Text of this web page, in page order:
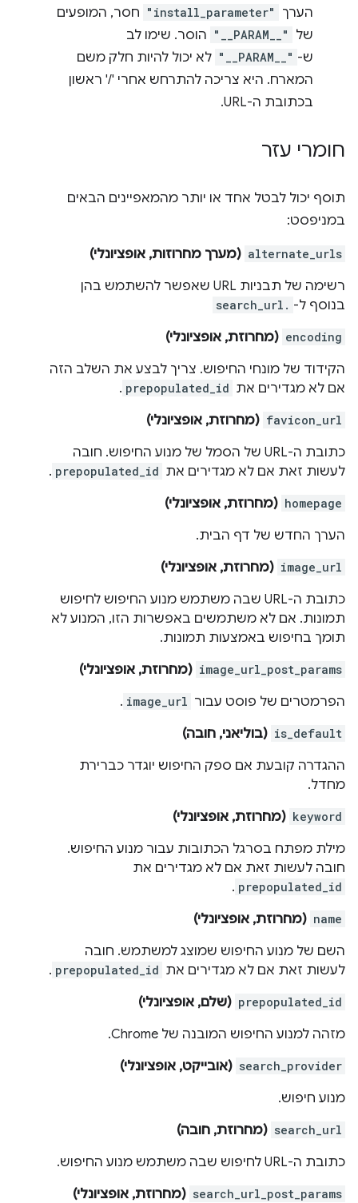
הערך "install_parameter" חסר, המופעים
של
"__PARAM__" הוסר. שימו לב
ש- "__PARAM__" לא יכול להיות חלק משם
המארח. היא צריכה להתרחש אחרי '/' ראשון
בכתובת ה-URL.
חומרי עזר
תוסף יכול לבטל אחד או יותר מהמאפיינים הבאים
במניפסט:
alternate_urls (מערך מחרוזות, אופציונלי)
רשימה של תבניות URL שאפשר להשתמש בהן
בנוסף ל- search_url.
encoding (מחרוזת, אופציונלי)
הקידוד של מונחי החיפוש. צריך לבצע את השלב הזה
אם לא מגדירים את prepopulated_id
.
favicon_url (מחרוזת, אופציונלי)
כתובת ה-URL של הסמל של מנוע החיפוש. חובה
לעשות זאת אם לא מגדירים את prepopulated_id
.
homepage (מחרוזת, אופציונלי)
הערך החדש של דף הבית.
image_url (מחרוזת, אופציונלי)
כתובת ה-URL שבה משתמש מנוע החיפוש לחיפוש
תמונות. אם לא משתמשים באפשרות הזו, המנוע לא
תומך בחיפוש באמצעות תמונות.
image_url_post_params (מחרוזת, אופציונלי)
הפרמטרים של פוסט עבור image_url
.
is_default (בוליאני, חובה)
ההגדרה קובעת אם ספק החיפוש יוגדר כברירת
מחדל.
keyword (מחרוזת, אופציונלי)
מילת מפתח בסרגל הכתובות עבור מנוע החיפוש.
חובה לעשות זאת אם לא מגדירים את
prepopulated_id
.
name (מחרוזת, אופציונלי)
השם של מנוע החיפוש שמוצג למשתמש. חובה
לעשות זאת אם לא מגדירים את prepopulated_id
.
prepopulated_id (שלם, אופציונלי)
מזהה למנוע החיפוש המובנה של Chrome.
search_provider (אובייקט, אופציונלי)
מנוע חיפוש.
search_url (מחרוזת, חובה)
כתובת ה-URL לחיפוש שבה משתמש מנוע החיפוש.
search_url_post_params (מחרוזת, אופציונלי)